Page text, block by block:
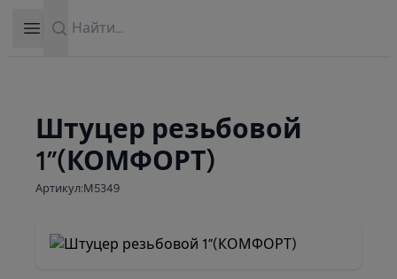
Open sidebar
Штуцер резьбовой
1”(КОМФОРТ)
Артикул:М5349